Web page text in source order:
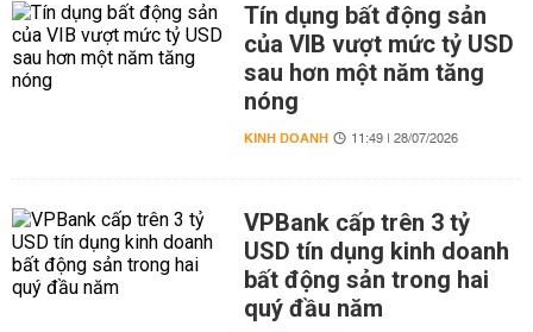
Tín dụng bất động sản
của VIB vượt mức tỷ USD
sau hơn một năm tăng
nóng
KINH DOANH 11:49 | 28/07/2026
VPBank cấp trên 3 tỷ
USD tín dụng kinh doanh
bất động sản trong hai
quý đầu năm